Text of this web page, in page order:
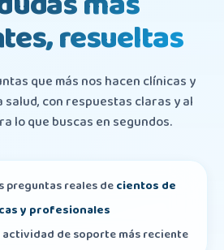
resueltas
que más nos hacen clínicas y
con respuestas claras y al
lo que buscas en segundos.
preguntas reales decientos de
y profesionales
actividad de soporte más reciente